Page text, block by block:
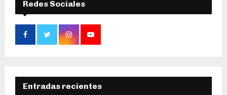
Redes Sociales
Entradas recientes